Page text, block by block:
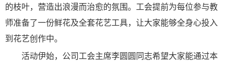
的枝叶，营造出浪漫而治愈的氛围。工会提前为每位参与教
师准备了一份鲜花及全套花艺工具，让大家能够全身心投入
到花艺创作中。
活动伊始，公司工会主席李圆圆同志希望大家能通过本